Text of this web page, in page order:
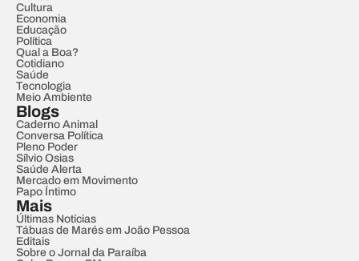
Cultura
Economia
Educação
Política
Qual a Boa?
Cotidiano
Saúde
Tecnologia
Meio Ambiente
Blogs
Caderno Animal
Conversa Política
Pleno Poder
Sílvio Osias
Saúde Alerta
Mercado em Movimento
Papo Íntimo
Mais
Últimas Notícias
Tábuas de Marés em João Pessoa
Editais
Sobre o Jornal da Paraíba